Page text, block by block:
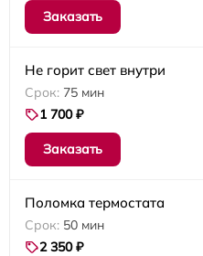
Заказать
Не горит свет внутри
75 мин
1 700 ₽
Заказать
Поломка термостата
50 мин
2 350 ₽